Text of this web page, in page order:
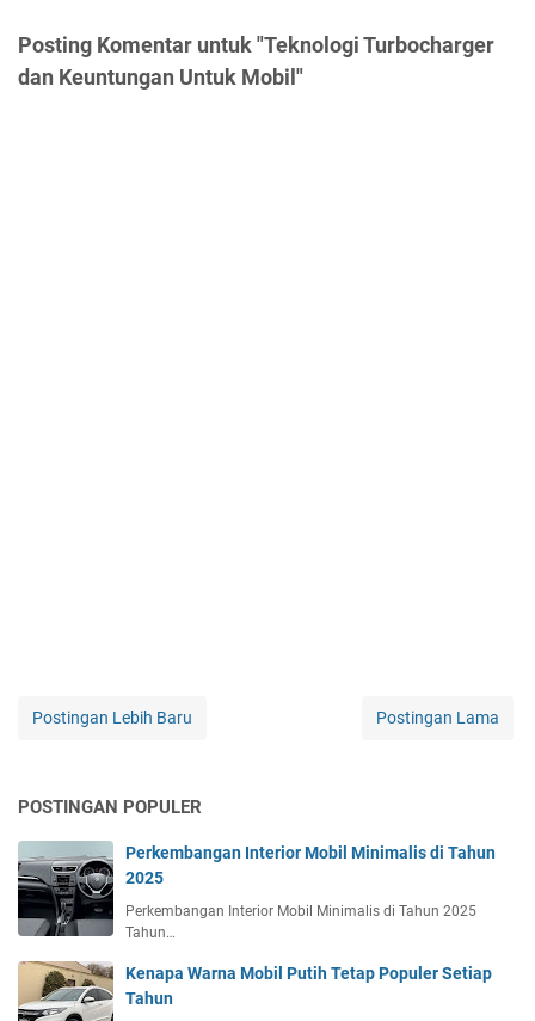
Posting Komentar untuk "Teknologi Turbocharger
dan Keuntungan Untuk Mobil"
Postingan Lebih Baru Postingan Lama
POSTINGAN POPULER
Perkembangan Interior Mobil Minimalis di Tahun
2025
Perkembangan Interior Mobil Minimalis di Tahun 2025
Tahun…
Kenapa Warna Mobil Putih Tetap Populer Setiap
Tahun